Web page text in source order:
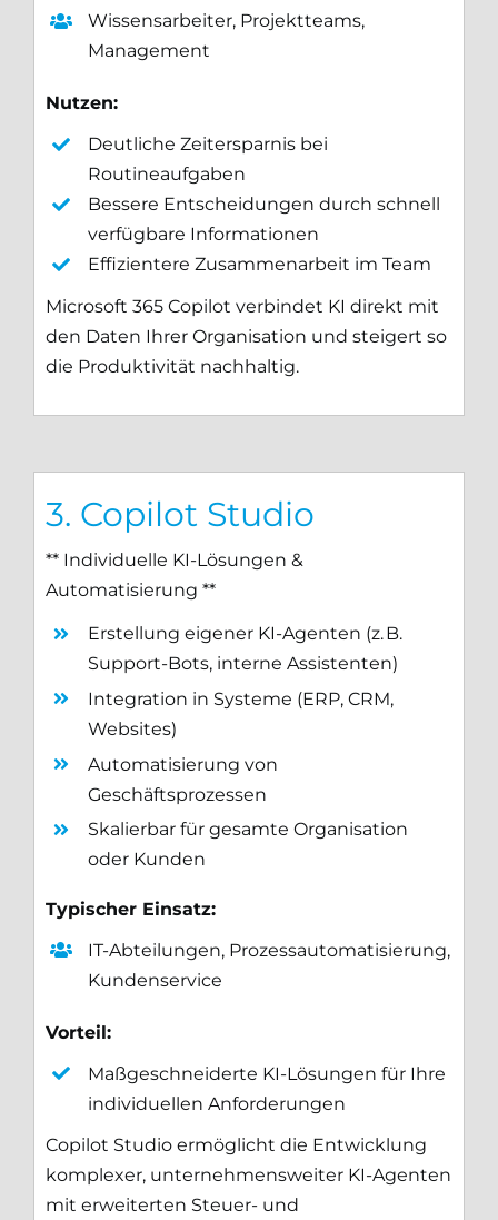
Wissensarbeiter, Projektteams,
Management
Nutzen:
Deutliche Zeitersparnis bei
Routineaufgaben
Bessere Entscheidungen durch schnell
verfügbare Informationen
Effizientere Zusammenarbeit im Team
Microsoft 365 Copilot verbindet KI direkt mit
den Daten Ihrer Organisation und steigert so
die Produktivität nachhaltig.
3. Copilot Studio
** Individuelle KI-Lösungen &
Automatisierung **
Erstellung eigener KI-Agenten (z. B.
Support-Bots, interne Assistenten)
Integration in Systeme (ERP, CRM,
Websites)
Automatisierung von
Geschäftsprozessen
Skalierbar für gesamte Organisation
oder Kunden
Typischer Einsatz:
IT-Abteilungen, Prozessautomatisierung,
Kundenservice
Vorteil:
Maßgeschneiderte KI-Lösungen für Ihre
individuellen Anforderungen
Copilot Studio ermöglicht die Entwicklung
komplexer, unternehmensweiter KI-Agenten
mit erweiterten Steuer- und